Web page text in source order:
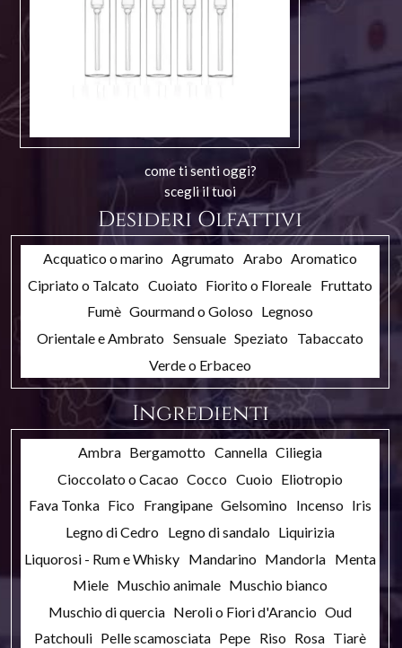
come ti senti oggi?
scegli il tuoi
Desideri Olfattivi
Acquatico o marino Agrumato Arabo Aromatico
Cipriato o Talcato Cuoiato Fiorito o Floreale Fruttato
Fumè Gourmand o Goloso Legnoso
Orientale e Ambrato Sensuale Speziato Tabaccato
Verde o Erbaceo
Ingredienti
Ambra Bergamotto Cannella Ciliegia
Cioccolato o Cacao Cocco Cuoio Eliotropio
Fava Tonka Fico Frangipane Gelsomino Incenso Iris
Legno di Cedro Legno di sandalo Liquirizia
Liquorosi - Rum e Whisky Mandarino Mandorla Menta
Miele Muschio animale Muschio bianco
Muschio di quercia Neroli o Fiori d'Arancio Oud
Patchouli Pelle scamosciata Pepe Riso Rosa Tiarè